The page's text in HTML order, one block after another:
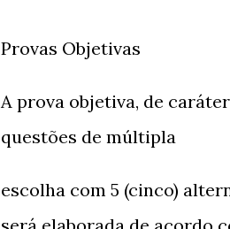
Provas Objetivas
A prova objetiva, de
questões de múltipla
escolha com 5 (cinco)